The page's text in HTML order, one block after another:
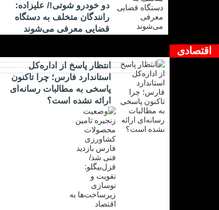
دو خودرو شوتی!/ علیزاده:
رانندگان متخلف به دستگاه
قضایی معرفی می‌شوند
اقتصادی
انتظار پاسخ از اداره‌کل
استاندارد فارس؛ چرا تاکنون
پاسخی به مطالبات رسانه‌ای
ارائه نشده است؟